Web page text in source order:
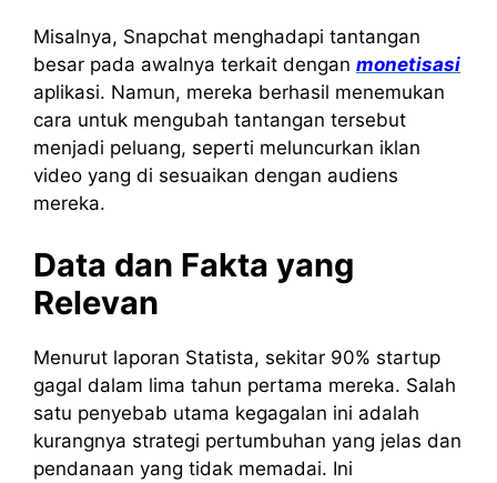
Misalnya, Snapchat menghadapi tantangan
besar pada awalnya terkait dengan monetisasi
aplikasi. Namun, mereka berhasil menemukan
cara untuk mengubah tantangan tersebut
menjadi peluang, seperti meluncurkan iklan
video yang di sesuaikan dengan audiens
mereka.
Data dan Fakta yang
Relevan
Menurut laporan Statista, sekitar 90% startup
gagal dalam lima tahun pertama mereka. Salah
satu penyebab utama kegagalan ini adalah
kurangnya strategi pertumbuhan yang jelas dan
pendanaan yang tidak memadai. Ini